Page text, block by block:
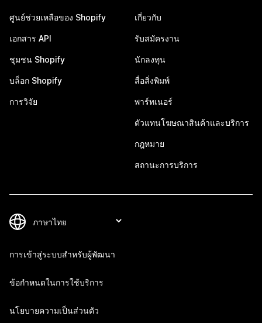
ศูนย์ช่วยเหลือของ Shopify
เอกสาร API
ชุมชน Shopify
บล็อก Shopify
การวิจัย
เกี่ยวกับ
รับสมัครงาน
นักลงทุน
สื่อสิ่งพิมพ์
พาร์ทเนอร์
ตัวแทนโฆษณาสินค้าและบริการ
กฎหมาย
สถานะการบริการ
การเข้าสู่ระบบสำหรับผู้พัฒนา
ข้อกำหนดในการใช้บริการ
นโยบายความเป็นส่วนตัว